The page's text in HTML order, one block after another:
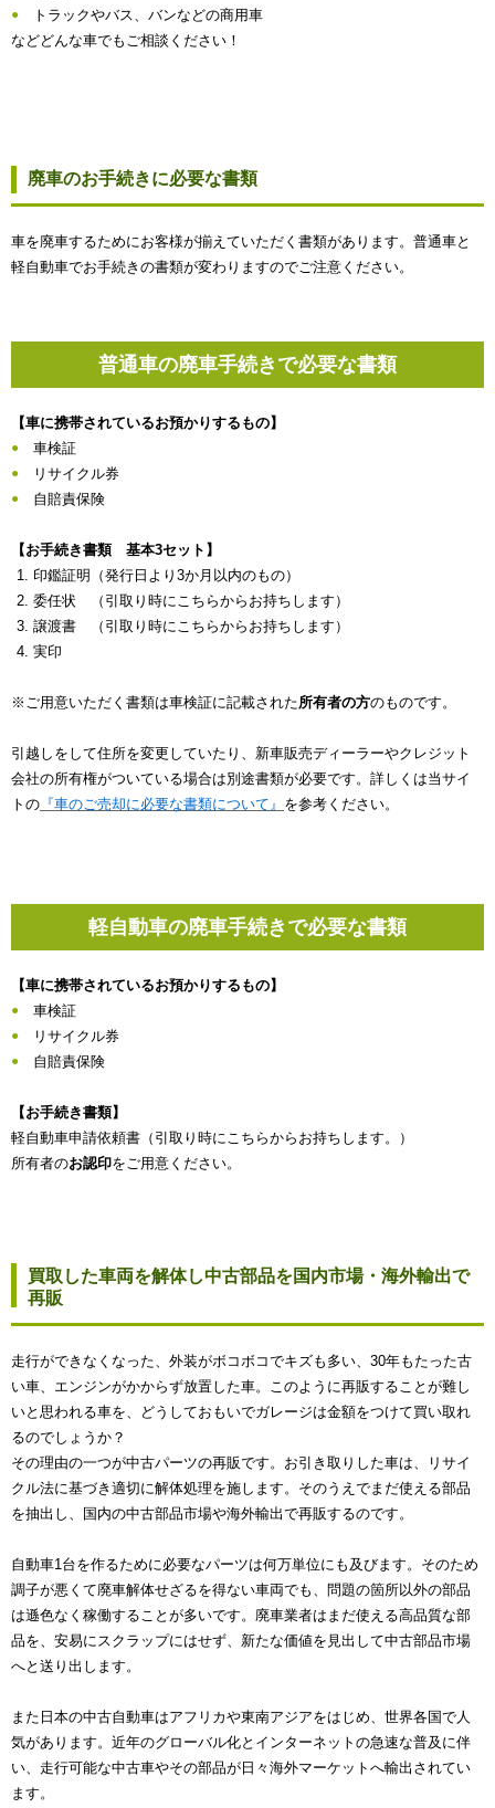
トラックやバス、バンなどの商用車
などどんな車でもご相談ください！
廃車のお手続きに必要な書類
車を廃車するためにお客様が揃えていただく書類があります。普通車と
軽自動車でお手続きの書類が変わりますのでご注意ください。
普通車の廃車手続きで必要な書類
【車に携帯されているお預かりするもの】
車検証
リサイクル券
自賠責保険
【お手続き書類 基本3セット】
印鑑証明（発行日より3か月以内のもの）
委任状 （引取り時にこちらからお持ちします）
譲渡書 （引取り時にこちらからお持ちします）
実印
※ご用意いただく書類は車検証に記載された所有者の方のものです。
引越しをして住所を変更していたり、新車販売ディーラーやクレジット
会社の所有権がついている場合は別途書類が必要です。詳しくは当サイ
トの 『車のご売却に必要な書類について』 を参考ください。
軽自動車の廃車手続きで必要な書類
【車に携帯されているお預かりするもの】
車検証
リサイクル券
自賠責保険
【お手続き書類】
軽自動車申請依頼書（引取り時にこちらからお持ちします。）
所有者のお認印をご用意ください。
買取した車両を解体し中古部品を国内市場・海外輸出で
再販
走行ができなくなった、外装がボコボコでキズも多い、30年もたった古
い車、エンジンがかからず放置した車。このように再販することが難し
いと思われる車を、どうしておもいでガレージは金額をつけて買い取れ
るのでしょうか？
その理由の一つが中古パーツの再販です。お引き取りした車は、リサイ
クル法に基づき適切に解体処理を施します。そのうえでまだ使える部品
を抽出し、国内の中古部品市場や海外輸出で再販するのです。
自動車1台を作るために必要なパーツは何万単位にも及びます。そのため
調子が悪くて廃車解体せざるを得ない車両でも、問題の箇所以外の部品
は遜色なく稼働することが多いです。廃車業者はまだ使える高品質な部
品を、安易にスクラップにはせず、新たな価値を見出して中古部品市場
へと送り出します。
また日本の中古自動車はアフリカや東南アジアをはじめ、世界各国で人
気があります。近年のグローバル化とインターネットの急速な普及に伴
い、走行可能な中古車やその部品が日々海外マーケットへ輸出されてい
ます。